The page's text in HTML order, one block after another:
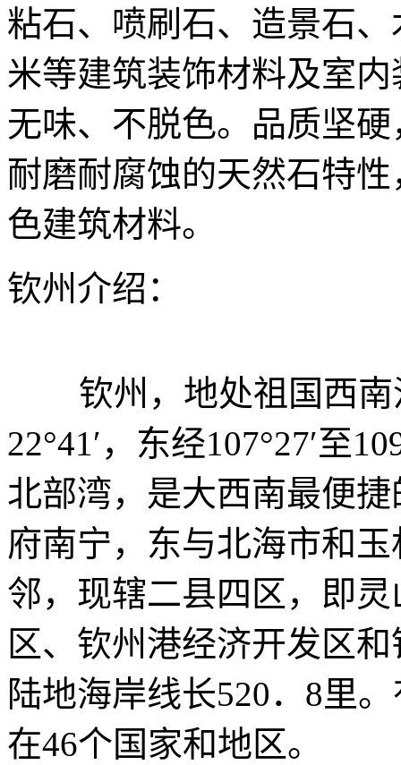
粘石、喷刷石、造景石
米等建筑装饰材料及室
无味、不脱色。品质坚
耐磨耐腐蚀的天然石特
色建筑材料。
钦州介绍：
钦州，地处祖国西南
22°41′，东经107°27′至
北部湾，是大西南最便
府南宁，东与北海市和
邻，现辖二县四区，即
区、钦州港经济开发区
陆地海岸线长520．8里
在46个国家和地区。